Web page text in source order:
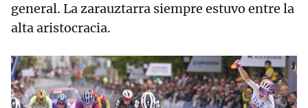
general. La zarauztarra siempre estuvo entre la
alta aristocracia.